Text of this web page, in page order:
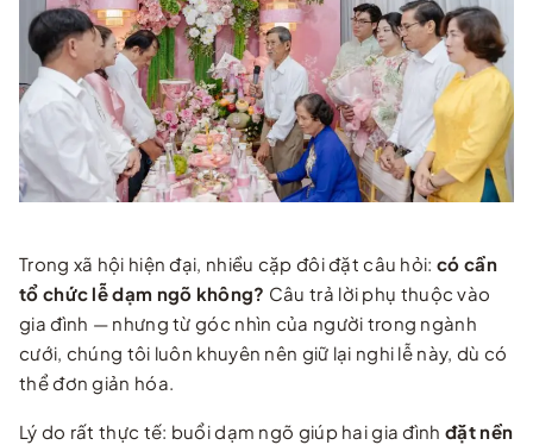
Trong xã hội hiện đại, nhiều cặp đôi đặt câu hỏi: có cần
tổ chức lễ dạm ngõ không? Câu trả lời phụ thuộc vào
gia đình — nhưng từ góc nhìn của người trong ngành
cưới, chúng tôi luôn khuyên nên giữ lại nghi lễ này, dù có
thể đơn giản hóa.
Lý do rất thực tế: buổi dạm ngõ giúp hai gia đình đặt nền